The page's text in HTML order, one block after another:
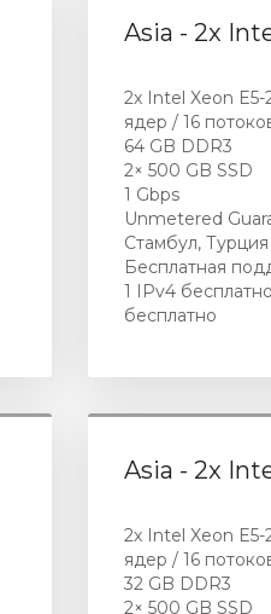
Asia - 2x
2x Intel Xeon E5-
ядер / 16
64 GB DDR3
2× 500 GB SSD
1 Gbps
Unmetered
Стамбул, Турция
Бесплатная
1 IPv4
бесплатно
Asia - 2x
2x Intel Xeon E5-
ядер / 16
32 GB DDR3
2× 500 GB SSD